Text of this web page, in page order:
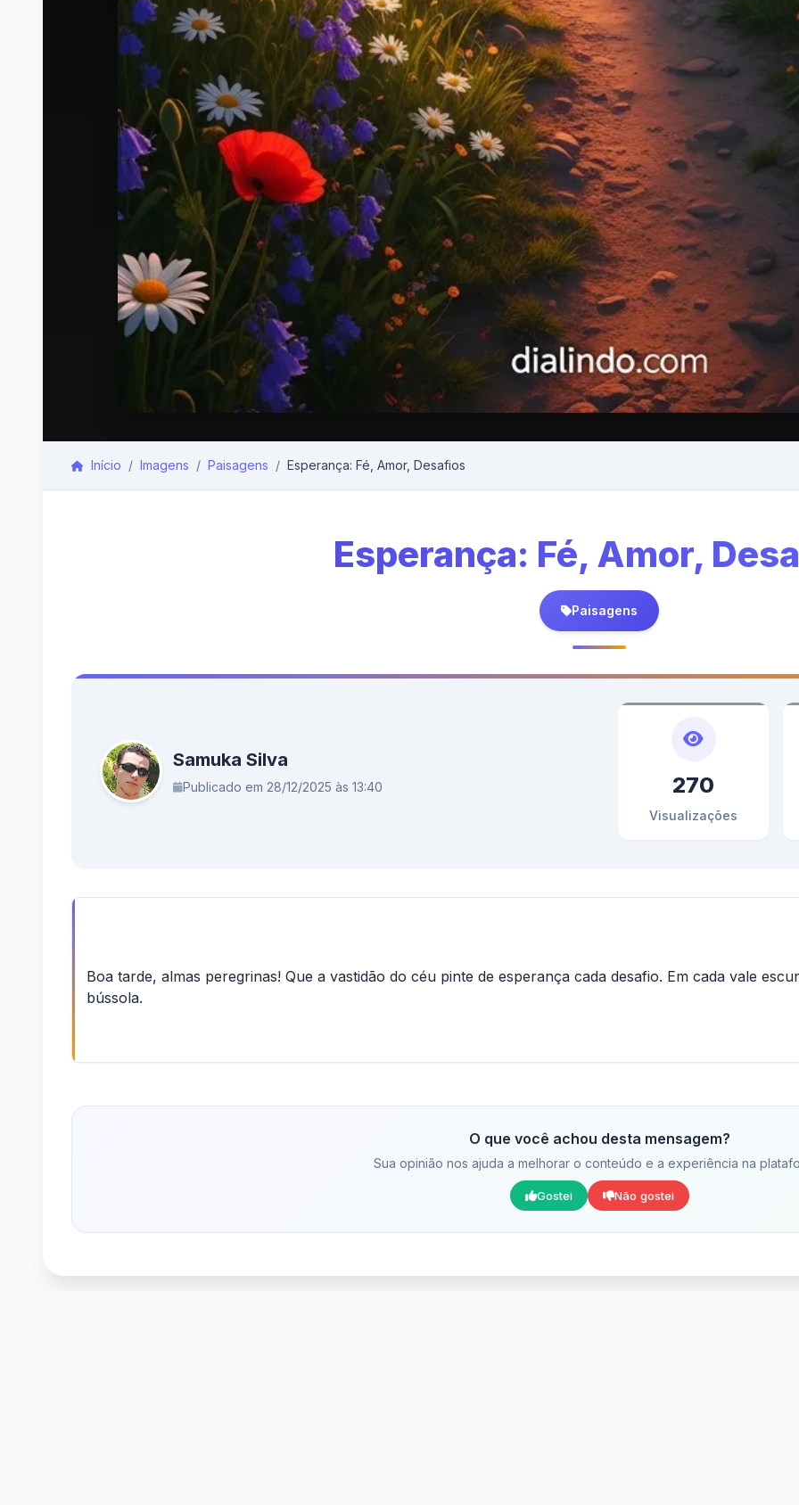
Início Imagens Paisagens Esperança: Fé, Amor, Desafios
Esperança: Fé, Amor,
Paisagens
Samuka Silva
Publicado em 28/12/2025 às 13:40 270
Visualizações
Boa tarde, almas peregrinas! Que a vastidão do céu pinte de esperança cada desafio. Em cada vale
bússola.
O que você achou desta mensagem?
Sua opinião nos ajuda a melhorar o conteúdo e a experiência na
Gostei Não gostei